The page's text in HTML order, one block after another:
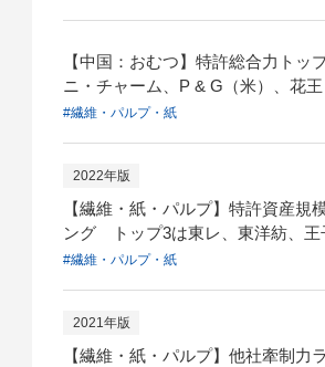
【中国：おむつ】特許総合力トッ
ニ・チャーム、P & G（米）、花王
#繊維・パルプ・紙
2022年版
【繊維・紙・パルプ】特許資産規
ング トップ3は東レ、東洋紡、王
#繊維・パルプ・紙
2021年版
【繊維・紙・パルプ】他社牽制力